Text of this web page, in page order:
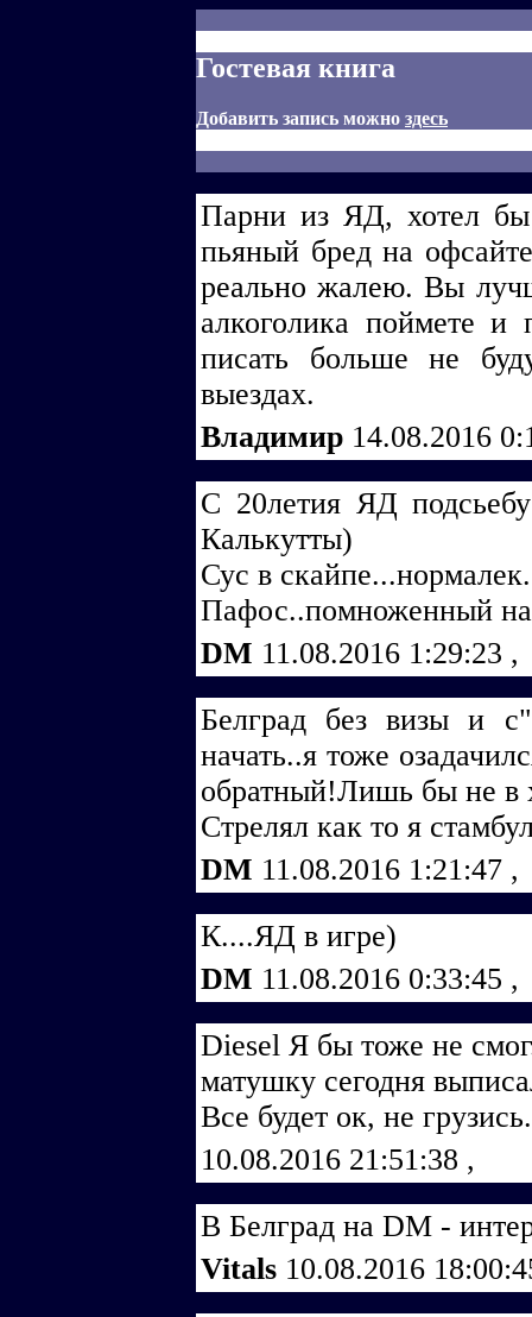
Гостевая книга
Добавить запись можно здесь
Парни из ЯД, хотел бы
пьяный бред на
реально жалею. Вы
алкоголика поймете и
писать больше не
выездах.
Владимир 14.08.2016
С 20летия ЯД
Калькутты)
Сус в скайпе...нормалек.
Пафос..помноженный на
DM 11.08.2016 1:29:23 ,
Белград без визы и
начать..я тоже
обратный!Лишь бы не в
Стрелял как то я
DM 11.08.2016 1:21:47 ,
К....ЯД в игре)
DM 11.08.2016 0:33:45 ,
Diesel Я бы тоже не
матушку сегодня
Все будет ок, не
10.08.2016 21:51:38 ,
В Белград на DM -
Vitals 10.08.2016